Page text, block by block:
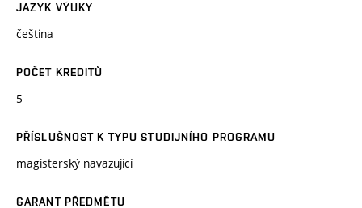
JAZYK VÝUKY
čeština
POČET KREDITŮ
5
PŘÍSLUŠNOST K TYPU STUDIJNÍHO PROGRAMU
magisterský navazující
GARANT PŘEDMĚTU